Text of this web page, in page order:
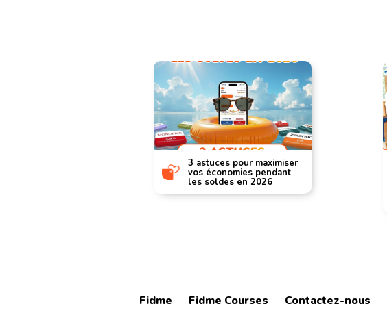
3 astuces pour maximiser
vos économies pendant
les soldes en 2026
Fidme Fidme Courses Contactez-nous